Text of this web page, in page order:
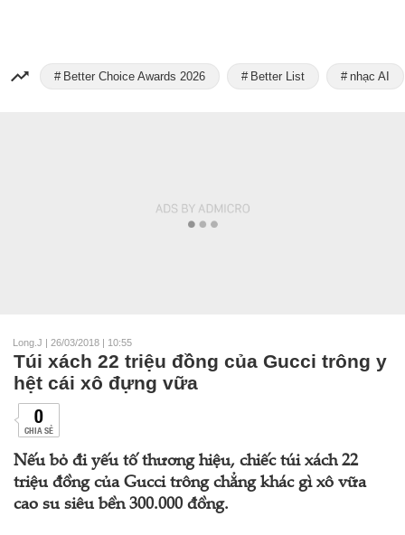
Better Choice Awards 2026 Better List nhạc AI
Long.J | 26/03/2018 | 10:55
Túi xách 22 triệu đồng của Gucci trông y
hệt cái xô đựng vữa
0
CHIA SẺ
Nếu bỏ đi yếu tố thương hiệu, chiếc túi xách 22
triệu đồng của Gucci trông chẳng khác gì xô vữa
cao su siêu bền 300.000 đồng.